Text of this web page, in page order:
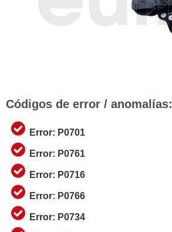
Códigos de error / anomalías:
Error: P0701
Error: P0761
Error: P0716
Error: P0766
Error: P0734